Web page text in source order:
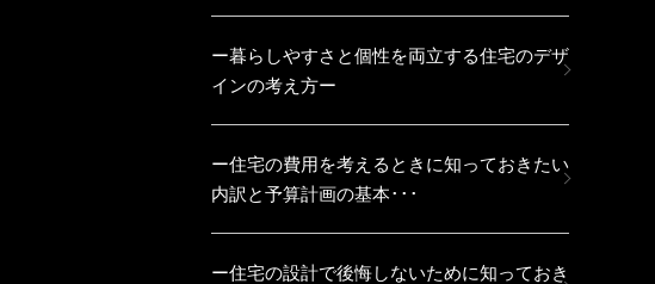
ー暮らしやすさと個性を両立する住宅のデザ
インの考え方ー
ー住宅の費用を考えるときに知っておきたい
内訳と予算計画の基本･･･
ー住宅の設計で後悔しないために知っておき